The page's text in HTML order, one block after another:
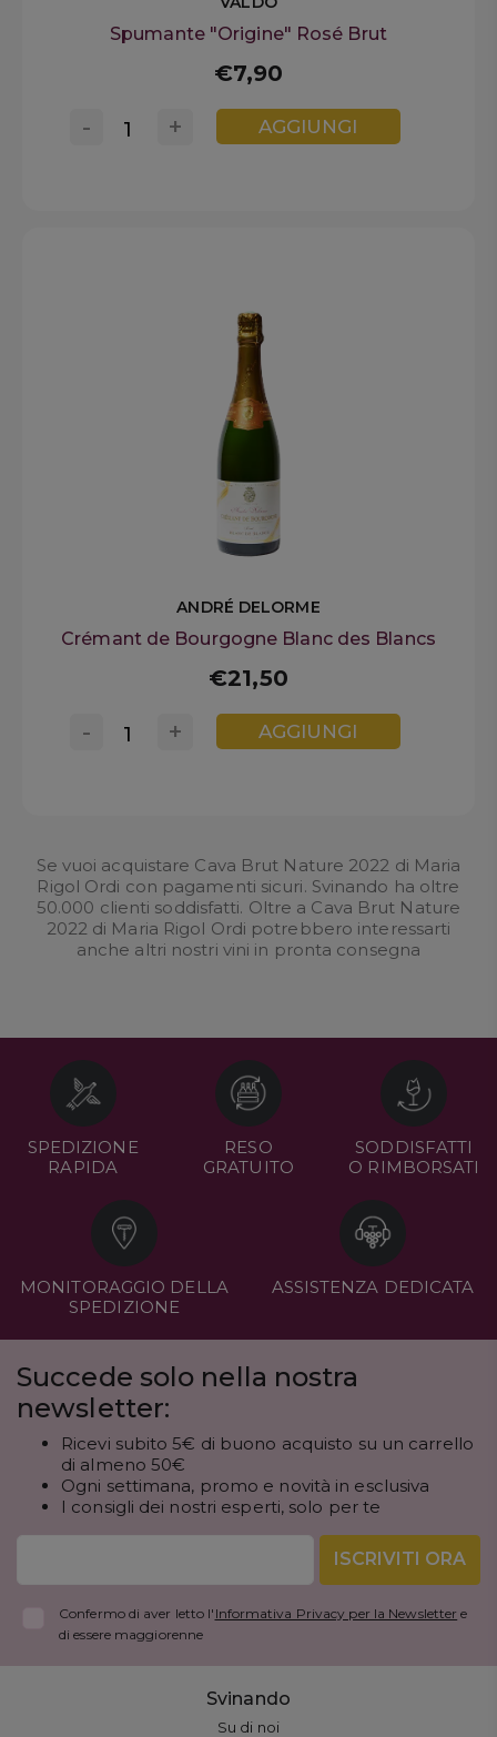
Spumante "Origine" Rosé Brut
€7,90
+
- AGGIUNGI
ANDRÉ DELORME
Crémant de Bourgogne Blanc des Blancs
€21,50
+
- AGGIUNGI
Se vuoi acquistare Cava Brut Nature 2022 di Maria
Rigol Ordi con pagamenti sicuri. Svinando ha oltre
50.000 clienti soddisfatti. Oltre a Cava Brut Nature
2022 di Maria Rigol Ordi potrebbero interessarti
anche altri nostri vini in pronta consegna
SPEDIZIONE
RAPIDA
RESO
GRATUITO
SODDISFATTI
O RIMBORSATI
MONITORAGGIO DELLA
SPEDIZIONE
ASSISTENZA DEDICATA
Succede solo nella nostra
newsletter:
Ricevi subito 5€ di buono acquisto su un carrello
di almeno 50€
Ogni settimana, promo e novità in esclusiva
I consigli dei nostri esperti, solo per te
ISCRIVITI ORA
Confermo di aver letto l' Informativa Privacy per la Newsletter e
di essere maggiorenne
Svinando
Su di noi